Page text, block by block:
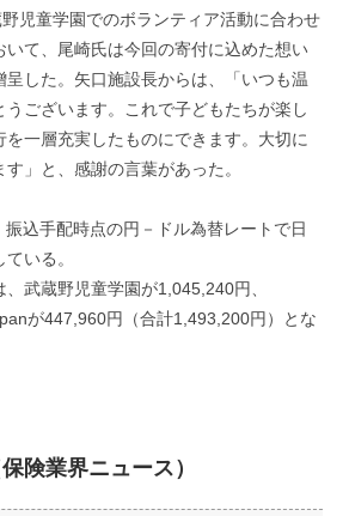
児童学園でのボランティア活動に合わせ
いて、尾崎氏は今回の寄付に込めた想い
呈した。矢口施設長からは、「いつも温
ございます。これで子どもたちが楽し
一層充実したものにできます。大切に
」と、感謝の言葉があった。
込手配時点の円－ドル為替レートで日
いる。
武蔵野児童学園が1,045,240円、
が447,960円（合計1,493,200円）とな
険業界ニュース）